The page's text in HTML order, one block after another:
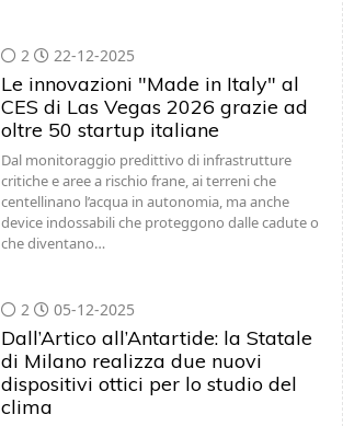
2 22-12-2025
Le innovazioni "Made in Italy" al
CES di Las Vegas 2026 grazie ad
oltre 50 startup italiane
Dal monitoraggio predittivo di infrastrutture
critiche e aree a rischio frane, ai terreni che
centellinano l’acqua in autonomia, ma anche
device indossabili che proteggono dalle cadute o
che diventano…
2 05-12-2025
Dall’Artico all’Antartide: la Statale
di Milano realizza due nuovi
dispositivi ottici per lo studio del
clima